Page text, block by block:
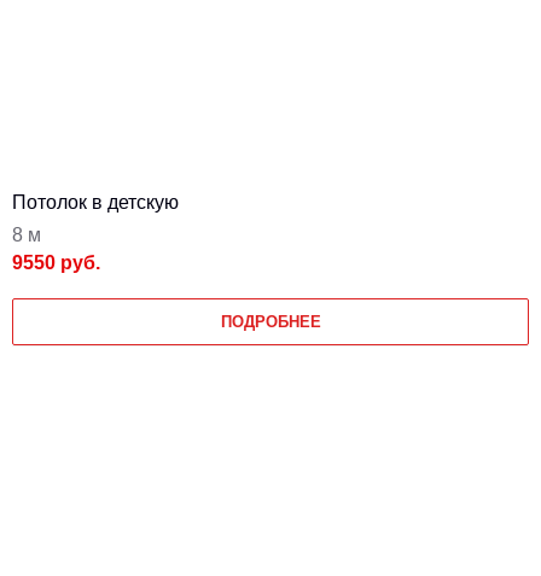
Потолок в детскую
8 м
9550 руб.
ПОДРОБНЕЕ